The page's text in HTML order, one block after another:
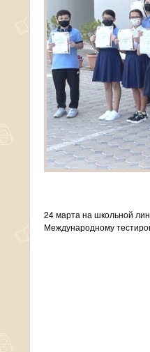
24 марта на школьной
Международному